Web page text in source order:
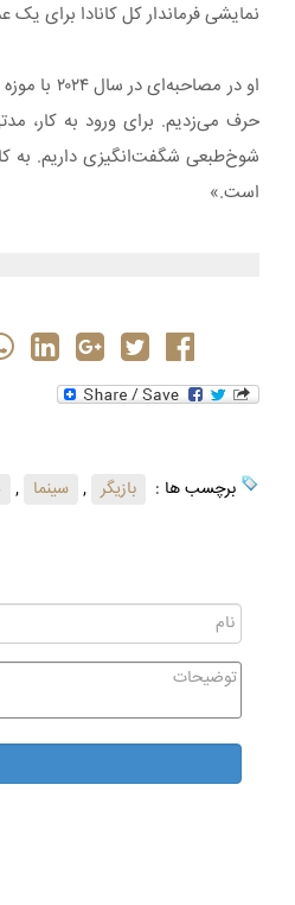
نمایشی فرماندار کل کانادا برای یک
او در
حرف می‌زدیم. برای ورود به کار،
شوخ‌طبعی شگفت‌انگیزی داریم. به
است.»
برچسب ها : بازیگر , سینما ,